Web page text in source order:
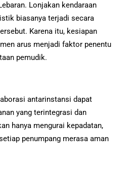
Lonjakan kendaraan
biasanya terjadi secara
Karena itu, kesiapan
arus menjadi faktor penentu
pemudik.
antarinstansi dapat
yang terintegrasi dan
hanya mengurai kepadatan,
penumpang merasa aman